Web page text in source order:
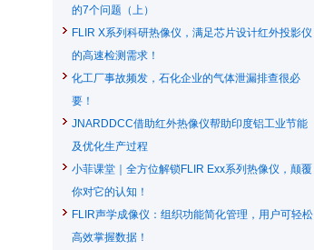
的7个问题（上）
FLIR X系列科研热像仪，满足芯片设计红外投影仪
的高速检测需求！
化工厂事故频发，石化企业的气体泄漏排查很必
要！
JNARDDCC借助红外热像仪帮助印度铝工业节能
及优化生产过程
小菲课堂｜全方位解锁FLIR Exx系列热像仪，颠覆
你对它的认知！
FLIR声学成像仪：组织功能简化管理，用户可轻松
高效掌握数据！